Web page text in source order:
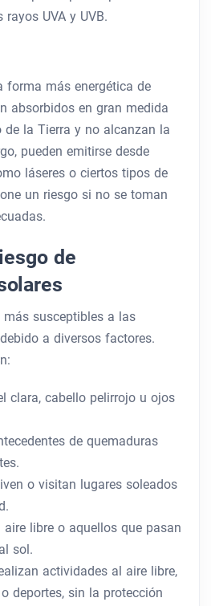
UVA y UVB.
forma más energética de
absorbidos en gran medida
de la Tierra y no alcanzan la
pueden emitirse desde
láseres o ciertos tipos de
un riesgo si no se toman
de
más susceptibles a las
a diversos factores.
clara, cabello pelirrojo u ojos
de quemaduras
o visitan lugares soleados
aire libre o aquellos que pasan
sol.
actividades al aire libre,
deportes, sin la protección